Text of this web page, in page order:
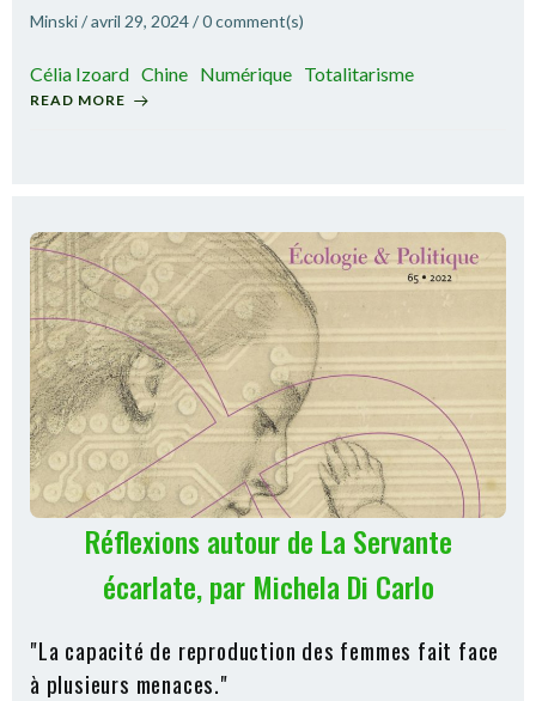
Minski/avril 29, 2024/0comment(s)
Célia Izoard Chine Numérique Totalitarisme
READ MORE
Réflexions autour de La Servante
écarlate, par Michela Di Carlo
"La capacité de reproduction des femmes fait face
à plusieurs menaces."